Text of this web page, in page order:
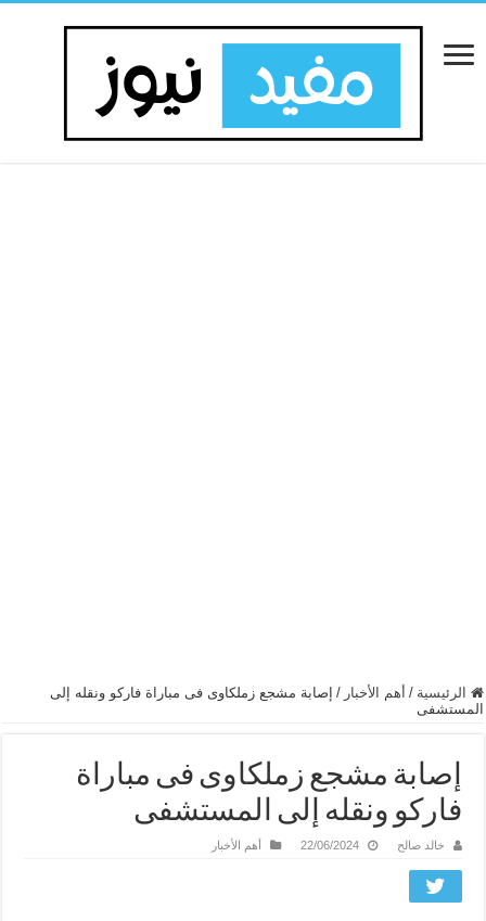
الرئيسية / أهم الأخبار / إصابة مشجع زملكاوى فى مباراة فاركو ونقله إلى
المستشفى
إصابة مشجع زملكاوى فى مباراة
فاركو ونقله إلى المستشفى
خالد صالح 22/06/2024 أهم الأخبار